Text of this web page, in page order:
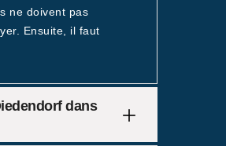
ne doivent pas
Ensuite, il faut
dans